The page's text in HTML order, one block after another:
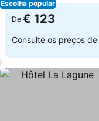
Escolha popular
De € 123
Consulte os preços de